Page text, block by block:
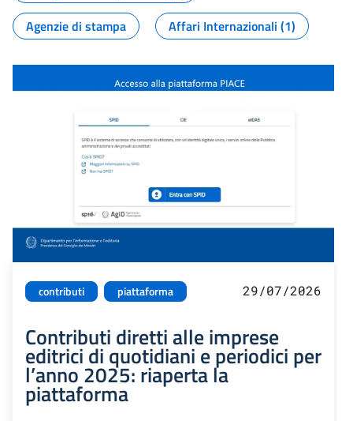
Agenzie di stampa
Affari Internazionali (1)
contributi piattaforma 29/07/2026
Contributi diretti alle imprese
editrici di quotidiani e periodici per
l’anno 2025: riaperta la
piattaforma